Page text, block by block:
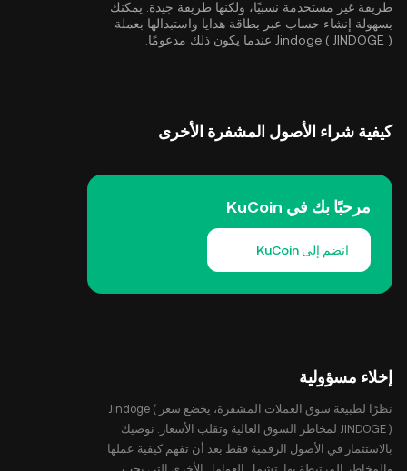
طريقة غير مستخدمة نسبيًا، ولكنها طريقة جيدة. يمكنك
بسهولة إنشاء حساب عبر بطاقة هدايا واستبدالها بعملة
Jindoge ( JINDOGE ) عندما يكون ذلك مدعومًا.
كيفية شراء الأصول المشفرة الأخرى
مرحبًا بك في KuCoin
انضم إلى KuCoin
إخلاء مسؤولية
نظرًا لطبيعة سوق العملات المشفرة، يخضع سعر Jindoge (
JINDOGE ) لمخاطر السوق العالية وتقلب الأسعار. نوصيك
بالاستثمار في الأصول الرقمية فقط بعد أن تفهم كيفية عملها